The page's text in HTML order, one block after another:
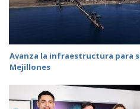
Avanza la infraestructura para
Mejillones